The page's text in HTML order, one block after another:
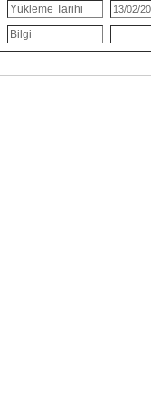
Yükleme Tarihi 13/02/
Bilgi